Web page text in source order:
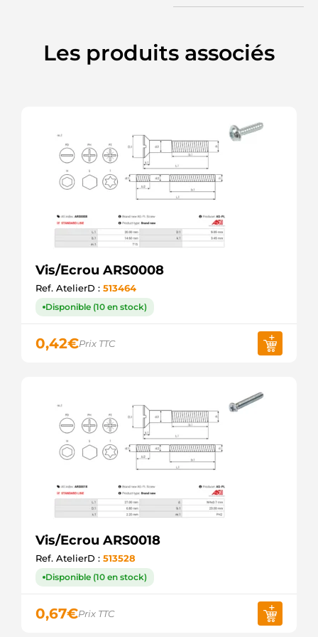
Les produits associés
Vis/Ecrou ARS0008
Ref. AtelierD : 513464
Disponible (10 en stock)
0,42€Prix TTC
Vis/Ecrou ARS0018
Ref. AtelierD : 513528
Disponible (10 en stock)
0,67€Prix TTC